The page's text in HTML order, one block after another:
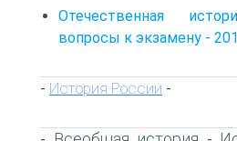
Отечественная
вопросы к экзамену -
- История России -